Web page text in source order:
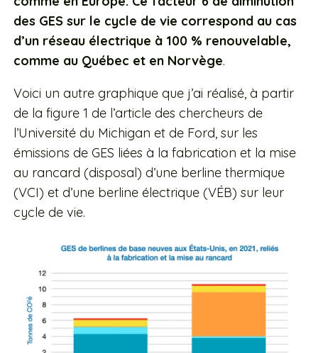
des GES sur le cycle de vie correspond au cas
d’un réseau électrique à 100 % renouvelable,
comme au Québec et en Norvège.
Voici un autre graphique que j’ai réalisé, à partir
de la figure 1 de l’article des chercheurs de
l’Université du Michigan et de Ford, sur les
émissions de GES liées à la fabrication et la mise
au rancard (disposal) d’une berline thermique
(VCI) et d’une berline électrique (VÉB) sur leur
cycle de vie.